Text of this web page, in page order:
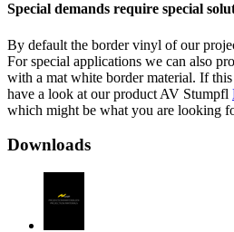
Special demands require special
By default the border vinyl of our
For special applications we can also
with a mat white border material. If
have a look at our product AV Stumpfl
which might be what you are looking
Downloads